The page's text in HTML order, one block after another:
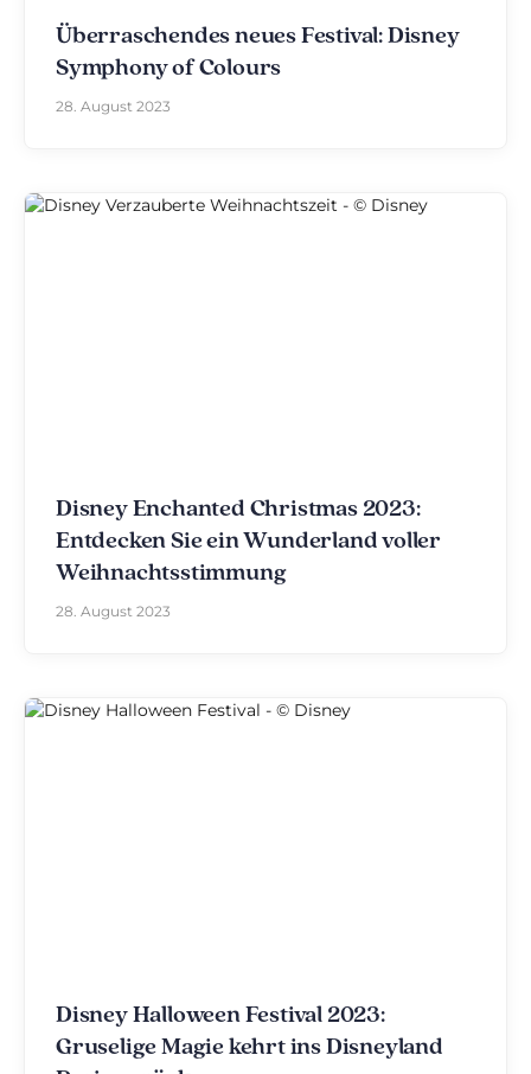
Überraschendes neues Festival: Disney
Symphony of Colours
28. August 2023
Disney Enchanted Christmas 2023:
Entdecken Sie ein Wunderland voller
Weihnachtsstimmung
28. August 2023
Disney Halloween Festival 2023:
Gruselige Magie kehrt ins Disneyland